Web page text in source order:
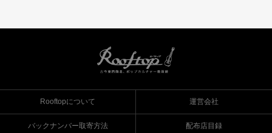
Rooftopについて 運営会社
バックナンバー取寄方法 配布店目録